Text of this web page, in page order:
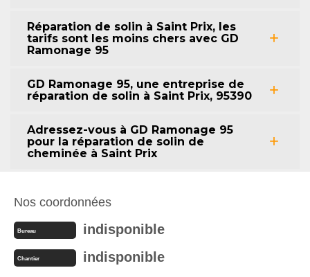
Réparation de solin à Saint Prix, les
tarifs sont les moins chers avec GD
Ramonage 95
GD Ramonage 95, une entreprise de
réparation de solin à Saint Prix, 95390
Adressez-vous à GD Ramonage 95
pour la réparation de solin de
cheminée à Saint Prix
Nos coordonnées
Bureau indisponible
Chantier indisponible